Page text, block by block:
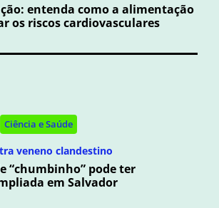
entenda como a alimentação
os riscos cardiovasculares
Ciência e Saúde
veneno clandestino
“chumbinho” pode ter
em Salvador